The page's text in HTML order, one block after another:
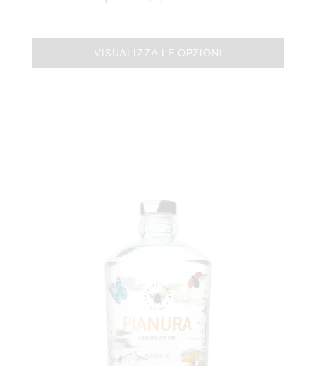
VISUALIZZA LE OPZIONI